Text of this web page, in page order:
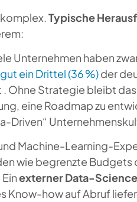
Typische
Unternehmen haben
ein Drittel (36 %)der
Ohne Strategie bleibt
eine Roadmap zu
Driven“
Machine-Learning-
wie begrenzte Budgets
externer Data-
Know-how auf Abruf